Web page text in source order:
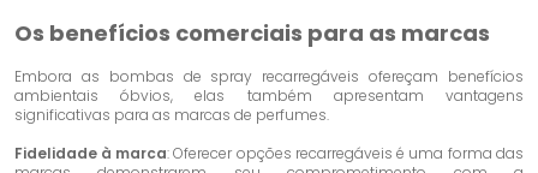
Os benefícios comerciais para as marcas
Embora as bombas de spray recarregáveis ​​ofereçam benefícios
ambientais óbvios, elas também apresentam vantagens
significativas para as marcas de perfumes.
Fidelidade à marca: Oferecer opções recarregáveis ​​é uma forma das